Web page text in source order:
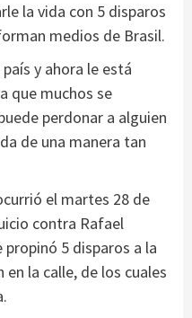
la vida con 5 disparos
medios de Brasil.
y ahora le está
que muchos se
perdonar a alguien
de una manera tan
el martes 28 de
contra Rafael
propinó 5 disparos a la
la calle, de los cuales